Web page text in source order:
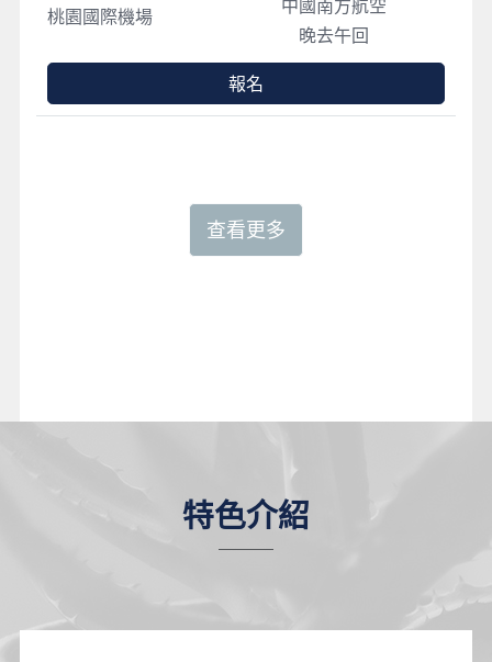
特色介紹
桃園國際機場
中國南方航空
晚去午回
報名
查看更多